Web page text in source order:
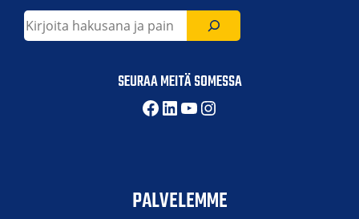
Etsi
SEURAA MEITÄ SOMESSA
Facebook
LinkedIn
YouTube
Instagram
PALVELEMME